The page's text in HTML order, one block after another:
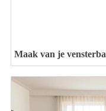
Maak van je